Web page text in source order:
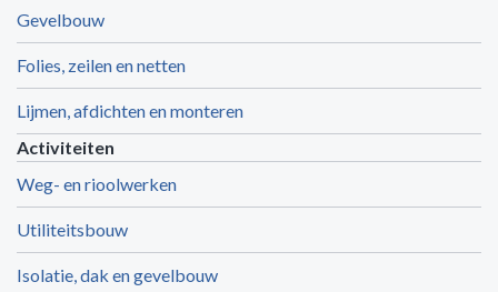
Gevelbouw
Folies, zeilen en netten
Lijmen, afdichten en monteren
Activiteiten
Weg- en rioolwerken
Utiliteitsbouw
Isolatie, dak en gevelbouw